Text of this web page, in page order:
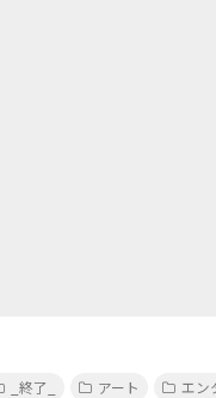
_終了_ アート エン